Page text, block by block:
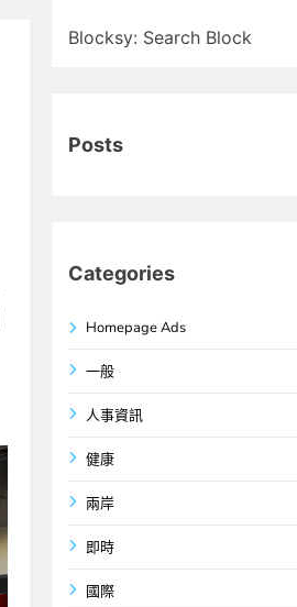
Blocksy: Search Block
Posts
Categories
Homepage Ads
一般
人事資訊
健康
兩岸
即時
國際